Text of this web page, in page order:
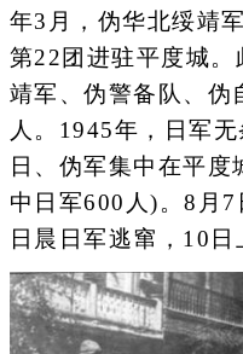
年3月，伪华北绥靖
第22团进驻平度城
靖军、伪警备队、伪
人。1945年，日军
日、伪军集中在平
中日军600人)。8月
日晨日军逃窜，10日